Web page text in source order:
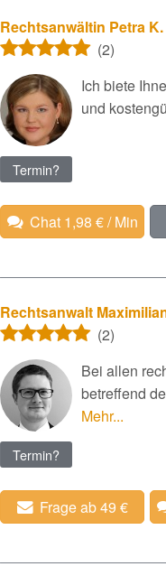
Rechtsanwältin Petra
(2)
Termin?
Chat 1,98 € / Min
Ich biete
und
Rechtsanwalt
(2)
Termin?
Frage ab 49 €
Bei allen
betreffend
Mehr...